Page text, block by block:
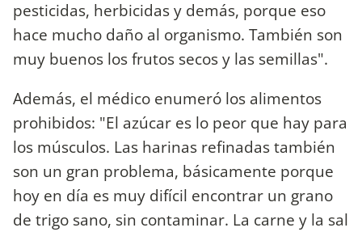
pesticidas, herbicidas y demás, porque eso
hace mucho daño al organismo. También son
muy buenos los frutos secos y las semillas".
Además, el médico enumeró los alimentos
prohibidos: "El azúcar es lo peor que hay para
los músculos. Las harinas refinadas también
son un gran problema, básicamente porque
hoy en día es muy difícil encontrar un grano
de trigo sano, sin contaminar. La carne y la sal